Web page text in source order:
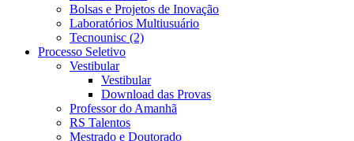
Bolsas e Projetos de Inovação
Laboratórios Multiusuário
Tecnounisc (2)
Processo Seletivo
Vestibular
Vestibular
Download das Provas
Professor do Amanhã
RS Talentos
Mestrado e Doutorado